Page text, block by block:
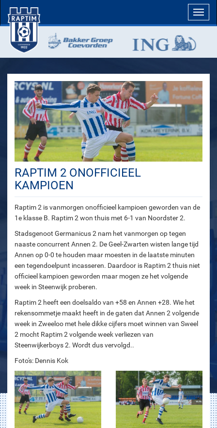
RAPTIM 2 ONOFFICIEEL
KAMPIOEN
Raptim 2 is vanmorgen onofficieel kampioen geworden van de
1e klasse B. Raptim 2 won thuis met 6-1 van Noordster 2.
Stadsgenoot Germanicus 2 nam het vanmorgen op tegen
naaste concurrent Annen 2. De Geel-Zwarten wisten lange tijd
Annen op 0-0 te houden maar moesten in de laatste minuten
een tegendoelpunt incasseren. Daardoor is Raptim 2 thuis niet
officieel kampioen geworden maar mogen ze het volgende
week in Steenwijk proberen.
Raptim 2 heeft een doelsaldo van +58 en Annen +28. Wie het
rekensommetje maakt heeft in de gaten dat Annen 2 volgende
week in Zweeloo met hele dikke cijfers moet winnen van Sweel
2 mocht Raptim 2 volgende week verliezen van
Steenwijkerboys 2. Wordt dus vervolgd..
Foto's: Dennis Kok